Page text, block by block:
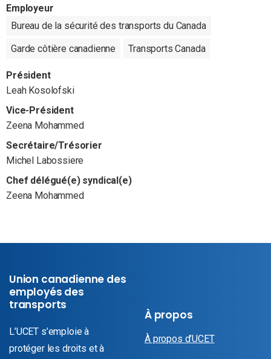
Employeur
Bureau de la sécurité des transports du Canada
Garde côtière canadienne
Transports Canada
Président
Leah Kosolofski
Vice-Président
Zeena Mohammed
Secrétaire/Trésorier
Michel Labossiere
Chef délégué(e) syndical(e)
Zeena Mohammed
Union canadienne des
employés des
transports
L’UCET s’emploie à
protéger les droits et à
À propos
À propos d’UCET